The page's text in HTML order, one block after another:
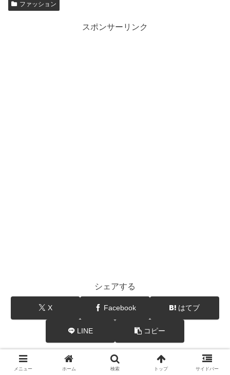
ファッション
スポンサーリンク
シェアする
X Facebook はてブ
LINE コピー
匠さんをフォローする
メニュー ホーム 検索 トップ サイドバー